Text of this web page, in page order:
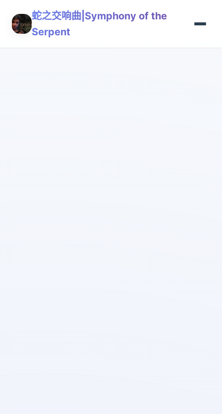
蛇之交响曲|Symphony of the
Serpent